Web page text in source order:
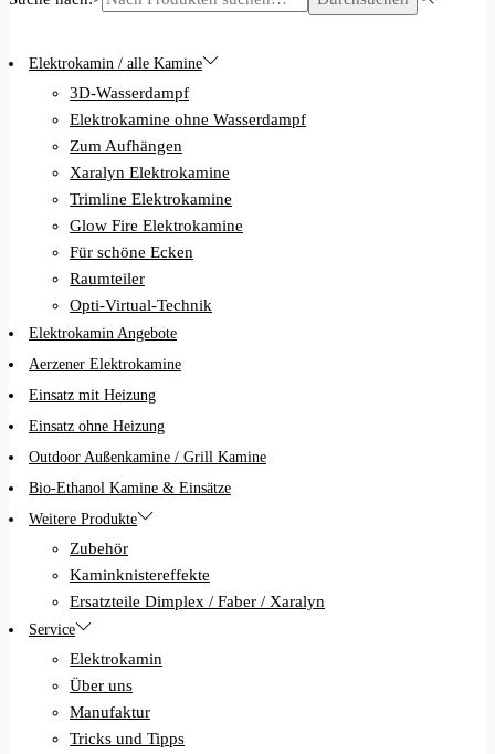
Elektrokamin / alle Kamine
3D-Wasserdampf
Elektrokamine ohne Wasserdampf
Zum Aufhängen
Xaralyn Elektrokamine
Trimline Elektrokamine
Glow Fire Elektrokamine
Für schöne Ecken
Raumteiler
Opti-Virtual-Technik
Elektrokamin Angebote
Aerzener Elektrokamine
Einsatz mit Heizung
Einsatz ohne Heizung
Outdoor Außenkamine / Grill Kamine
Bio-Ethanol Kamine & Einsätze
Weitere Produkte
Zubehör
Kaminknistereffekte
Ersatzteile Dimplex / Faber / Xaralyn
Service
Elektrokamin
Über uns
Manufaktur
Tricks und Tipps